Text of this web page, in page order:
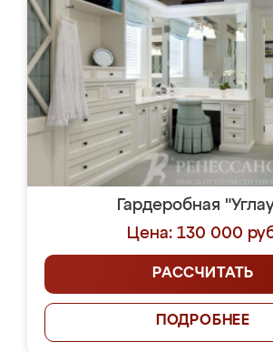
Гардеробная
Цена: 130 000
РАССЧИТАТЬ
ПОДРОБНЕЕ